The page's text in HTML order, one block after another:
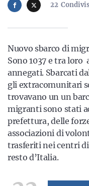
Servizi
Resta sempre
nostra newsletter
Iscriviti
22
Nuovo sbarco di
Sono 1037 e tra
annegati. Sbarcati
gli extracomunitari
trovavano un un
migranti sono stati
prefettura, delle
associazioni di
trasferiti nei centri di
resto d’Italia.